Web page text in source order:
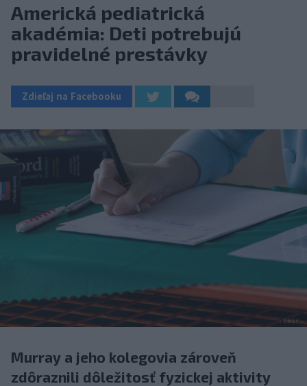
Americká pediatrická
akadémia: Deti potrebujú
pravidelné prestávky
Zdieľaj na Facebooku
Murray a jeho kolegovia zároveň
zdôraznili dôležitosť fyzickej aktivity